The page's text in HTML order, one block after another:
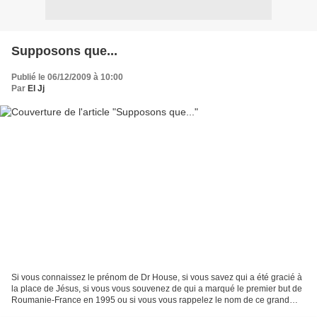
Supposons que...
Publié le 06/12/2009 à 10:00
Par El Jj
Si vous connaissez le prénom de Dr House, si vous savez qui a été gracié à
la place de Jésus, si vous vous souvenez de qui a marqué le premier but de
Roumanie-France en 1995 ou si vous vous rappelez le nom de ce grand